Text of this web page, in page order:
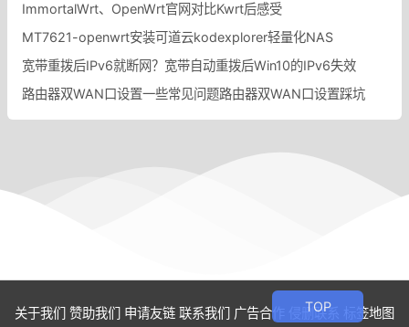
ImmortalWrt、OpenWrt官网对比Kwrt后感受
MT7621-openwrt安装可道云kodexplorer轻量化NAS
宽带重拨后IPv6就断网？宽带自动重拨后Win10的IPv6失效
路由器双WAN口设置一些常见问题路由器双WAN口设置踩坑
关于我们 赞助我们 申请友链 联系我们 广告合作 侵删联系 标签地图